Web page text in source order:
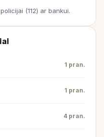
(112) ar bankui.
1 pran.
1 pran.
4 pran.